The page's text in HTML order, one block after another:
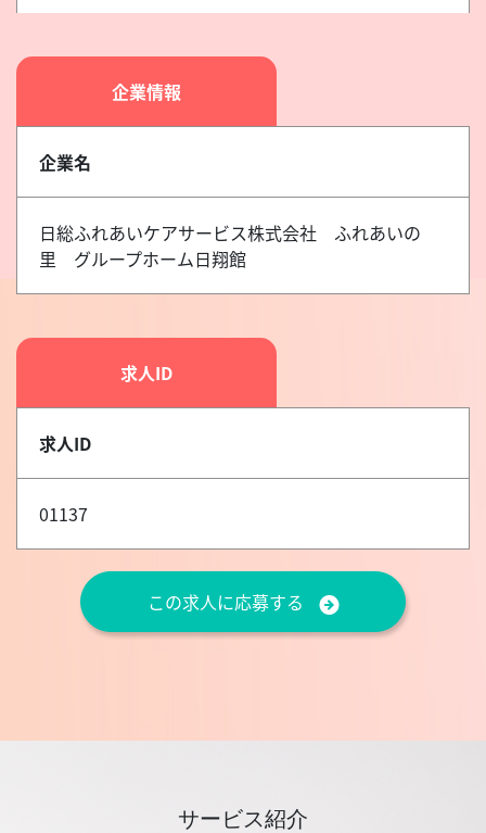
企業情報
企業名
日総ふれあいケアサービス株式会社 ふれあいの
里 グループホーム日翔館
求人ID
求人ID
01137
この求人に応募する
サービス紹介